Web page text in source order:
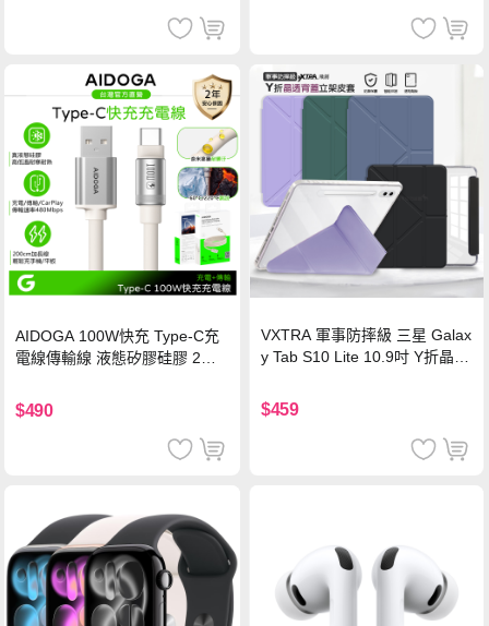
AIDOGA 100W快充 Type-C充
電線傳輸線 液態矽膠硅膠 2M
$490
VXTRA 軍事防摔級 三星 Galax
y Tab S10 Lite 10.9吋 Y折晶透
$459